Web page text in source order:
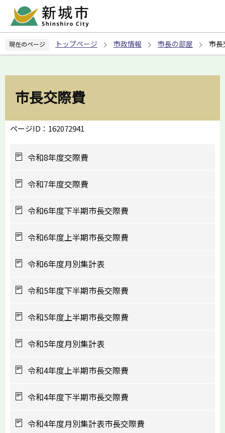
ペ
の
現在のページ トップページ 市政情報 市長の部屋 市長
市長交際費
ページID：162072941
令和8年度交際費
令和7年度交際費
令和6年度下半期市長交際費
令和6年度上半期市長交際費
令和6年度月別集計表
令和5年度下半期市長交際費
令和5年度上半期市長交際費
令和5年度月別集計表
令和4年度上半期市長交際費
令和4年度下半期市長交際費
令和4年度月別集計表市長交際費